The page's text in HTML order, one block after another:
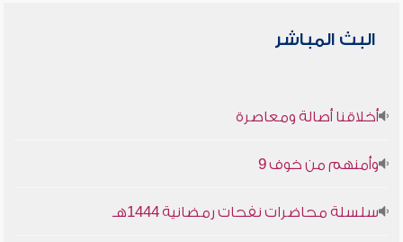
البث المباشر
أخلاقنا أصالة ومعاصرة
وأمنهم من خوف 9
سلسلة محاضرات نفحات رمضانية 1444هـ